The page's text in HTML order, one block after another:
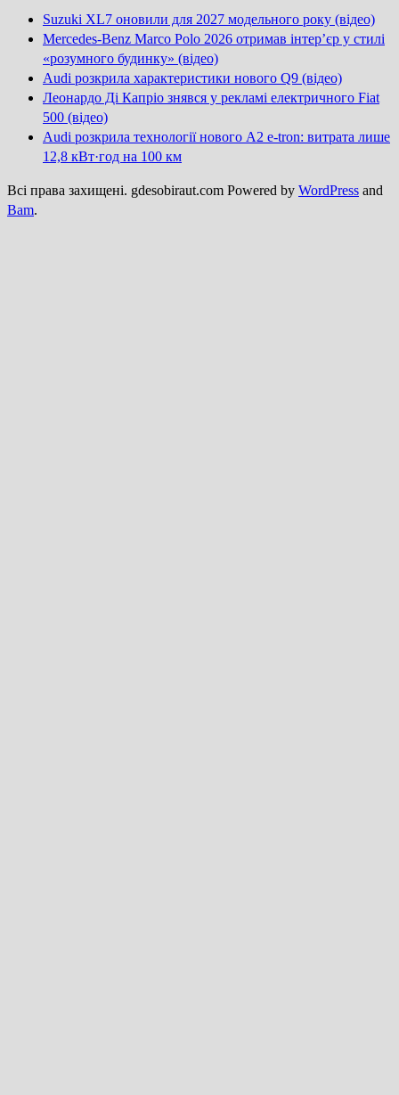
Suzuki XL7 оновили для 2027 модельного року (відео)
Mercedes-Benz Marco Polo 2026 отримав інтер’єр у стилі
«розумного будинку» (відео)
Audi розкрила характеристики нового Q9 (відео)
Леонардо Ді Капріо знявся у рекламі електричного Fiat
500 (відео)
Audi розкрила технології нового A2 e-tron: витрата лише
12,8 кВт·год на 100 км
Всі права захищені. gdesobiraut.com Powered by WordPress and
Bam.